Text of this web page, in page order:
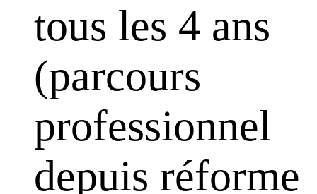
tous les 4 ans
(parcours
professionnel
depuis réforme